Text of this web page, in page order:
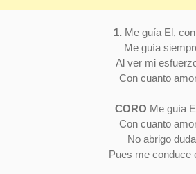
1. Me guía El,
Me guía
Al ver mi
Con cuanto
CORO Me guía
Con cuanto
No abrigo
Pues me conduce